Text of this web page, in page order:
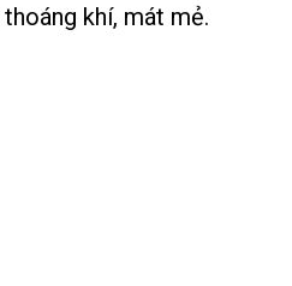
khí, mát mẻ.